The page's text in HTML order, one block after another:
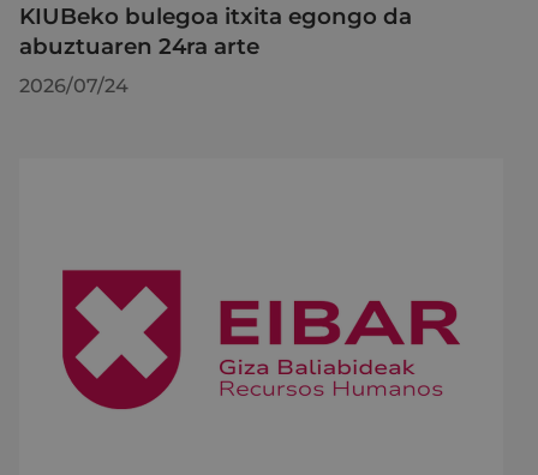
KIUBeko bulegoa itxita egongo da
abuztuaren 24ra arte
2026/07/24